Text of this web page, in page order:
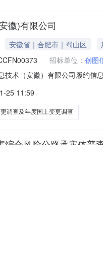
徽)有限公司
安徽省｜合肥市｜蜀山区
招标单位： 创图
技术（安徽）有限公司履约信
测）合同金额(元)：
25 11:59
调查及年度国土变更调查
综合风险公路承灾体普